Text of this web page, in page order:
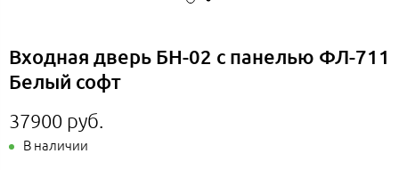
Входная дверь БН-02 с панелью ФЛ-711
Белый софт
37900 руб.
В наличии